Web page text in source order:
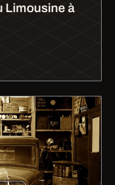
Limousine à